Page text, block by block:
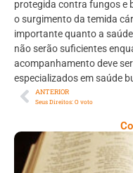
protegida contra fungos e
o surgimento da temida
importante quanto a
não serão suficientes
acompanhamento deve
especializados em saúde
ANTERIOR
Seus Direitos: O voto